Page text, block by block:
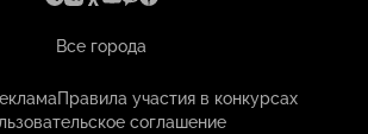
Все города
Правила участия в конкурсах
соглашение